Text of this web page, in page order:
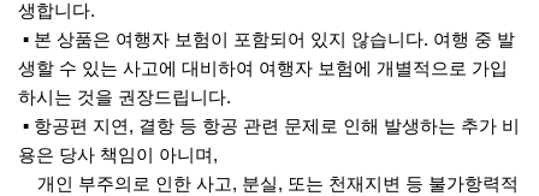
생합니다.
▪ 본 상품은 여행자 보험이 포함되어 있지 않습니다. 여행 중 발
생할 수 있는 사고에 대비하여 여행자 보험에 개별적으로 가입
하시는 것을 권장드립니다.
▪ 항공편 지연, 결항 등 항공 관련 문제로 인해 발생하는 추가 비
용은 당사 책임이 아니며,
개인 부주의로 인한 사고, 분실, 또는 천재지변 등 불가항력적